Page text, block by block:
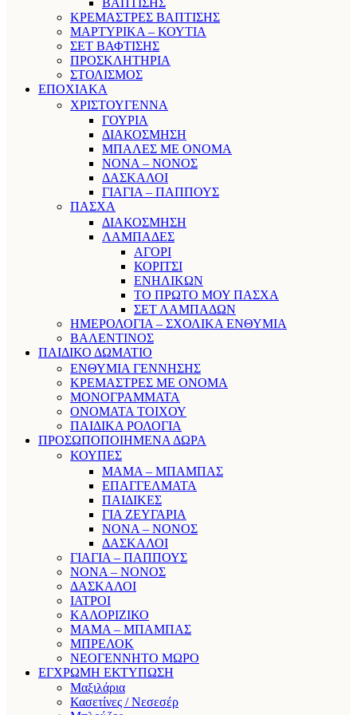
ΒΑΠΤΙΣΗΣ
ΚΡΕΜΑΣΤΡΕΣ ΒΑΠΤΙΣΗΣ
ΜΑΡΤΥΡΙΚΑ – ΚΟΥΤΙΑ
ΣΕΤ ΒΑΦΤΙΣΗΣ
ΠΡΟΣΚΛΗΤΗΡΙΑ
ΣΤΟΛΙΣΜΟΣ
ΕΠΟΧΙΑΚΑ
ΧΡΙΣΤΟΥΓΕΝΝΑ
ΓΟΥΡΙΑ
ΔΙΑΚΟΣΜΗΣΗ
ΜΠΑΛΕΣ ΜΕ ΟΝΟΜΑ
ΝΟΝΑ – ΝΟΝΟΣ
ΔΑΣΚΑΛΟΙ
ΓΙΑΓΙΑ – ΠΑΠΠΟΥΣ
ΠΑΣΧΑ
ΔΙΑΚΟΣΜΗΣΗ
ΛΑΜΠΑΔΕΣ
ΑΓΟΡΙ
ΚΟΡΙΤΣΙ
ΕΝΗΛΙΚΩΝ
ΤΟ ΠΡΩΤΟ ΜΟΥ ΠΑΣΧΑ
ΣΕΤ ΛΑΜΠΑΔΩΝ
ΗΜΕΡΟΛΟΓΙΑ – ΣΧΟΛΙΚΑ ΕΝΘΥΜΙΑ
ΒΑΛΕΝΤΙΝΟΣ
ΠΑΙΔΙΚΟ ΔΩΜΑΤΙΟ
ΕΝΘΥΜΙΑ ΓΕΝΝΗΣΗΣ
ΚΡΕΜΑΣΤΡΕΣ ΜΕ ΟΝΟΜΑ
ΜΟΝΟΓΡΑΜΜΑΤΑ
ΟΝΟΜΑΤΑ ΤΟΙΧΟΥ
ΠΑΙΔΙΚΑ ΡΟΛΟΓΙΑ
ΠΡΟΣΩΠΟΠΟΙΗΜΕΝΑ ΔΩΡΑ
ΚΟΥΠΕΣ
ΜΑΜΑ – ΜΠΑΜΠΑΣ
ΕΠΑΓΓΕΛΜΑΤΑ
ΠΑΙΔΙΚΕΣ
ΓΙΑ ΖΕΥΓΑΡΙΑ
ΝΟΝΑ – ΝΟΝΟΣ
ΔΑΣΚΑΛΟΙ
ΓΙΑΓΙΑ – ΠΑΠΠΟΥΣ
ΝΟΝΑ – ΝΟΝΟΣ
ΔΑΣΚΑΛΟΙ
ΙΑΤΡΟΙ
ΚΑΛΟΡΙΖΙΚΟ
ΜΑΜΑ – ΜΠΑΜΠΑΣ
ΜΠΡΕΛΟΚ
ΝΕΟΓΕΝΝΗΤΟ ΜΩΡΟ
ΕΓΧΡΩΜΗ ΕΚΤΥΠΩΣΗ
Μαξιλάρια
Κασετίνες / Νεσεσέρ